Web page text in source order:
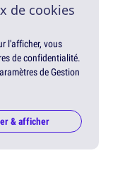
de cookies
l'afficher, vous
de confidentialité.
de Gestion
& afficher